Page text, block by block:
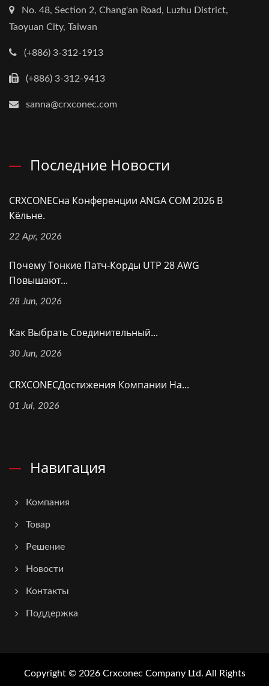
No. 48, Section 2, Chang'an Road, Luzhu District,
Taoyuan City, Taiwan
(+886) 3-312-1913
(+886) 3-312-9413
sanna@crxconec.com
Последние Новости
CRXCONECна Конференции ANGA COM 2026 В
Кёльне.
22 Apr, 2026
Почему Тонкие Патч-Корды UTP 28 AWG
Повышают...
28 Jun, 2026
Как Выбрать Соединительный...
30 Jun, 2026
CRXCONECДостижения Компании На...
01 Jul, 2026
Навигация
Компания
Товар
Решение
Новости
Контакты
Поддержка
Copyright © 2026 Crxconec Company Ltd. All Rights